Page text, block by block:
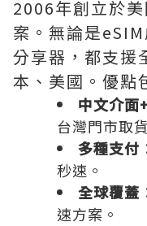
2006年創立於
案。無論是
分享器，都支援
本、美國。優點
中文介面
台灣門市取
多種支付
秒速。
全球覆蓋
速方案。